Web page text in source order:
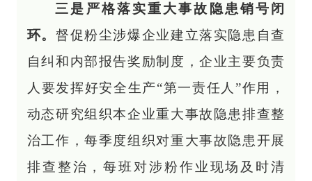
三是严格落实重大事故隐患销号闭
环。督促粉尘涉爆企业建立落实隐患自查
自纠和内部报告奖励制度，企业主要负责
人要发挥好安全生产“第一责任人”作用，
动态研究组织本企业重大事故隐患排查整
治工作，每季度组织对重大事故隐患开展
排查整治，每班对涉粉作业现场及时清